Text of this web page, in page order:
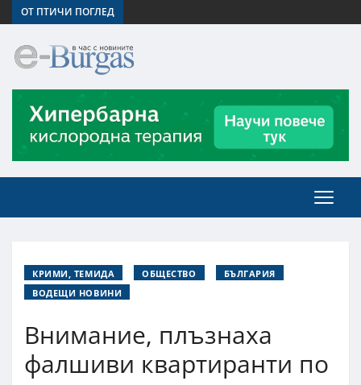
ОТ ПТИЧИ ПОГЛЕД
КРИМИ, ТЕМИДА ОБЩЕСТВО
БЪЛГАРИЯ
ВОДЕЩИ НОВИНИ
Внимание, плъзнаха
фалшиви квартиранти по